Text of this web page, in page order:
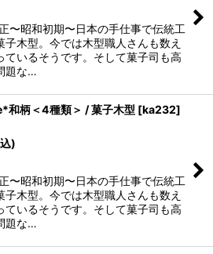
〜昭和初期〜日本の手仕事で伝統工
子木型。今では木型職人さんも数え
ているそうです。そして菓子司も高
題な…
柄＜4種類＞ / 菓子木型 [ka232]
)
〜昭和初期〜日本の手仕事で伝統工
子木型。今では木型職人さんも数え
ているそうです。そして菓子司も高
題な…